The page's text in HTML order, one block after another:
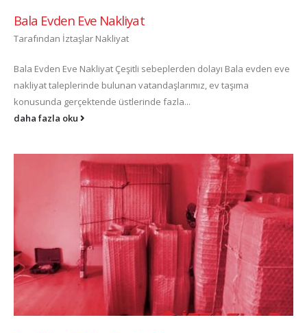
Bala Evden Eve Nakliyat
Tarafından İztaşlar Nakliyat
Bala Evden Eve Nakliyat Çeşitli sebeplerden dolayı Bala evden eve
nakliyat taleplerinde bulunan vatandaşlarımız, ev taşıma
konusunda gerçektende üstlerinde fazla...
daha fazla oku